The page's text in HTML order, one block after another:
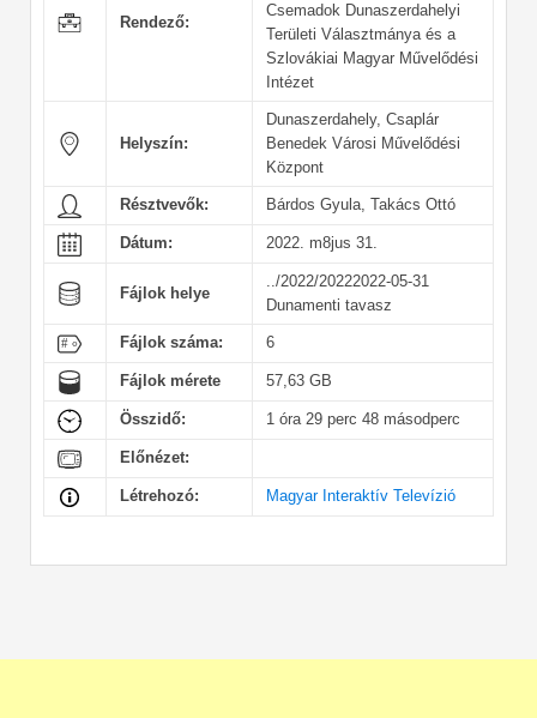
Rendező:
Csemadok Dunaszerdahelyi
Területi Választmánya és a
Szlovákiai Magyar Művelődési
Intézet
Helyszín:
Dunaszerdahely, Csaplár
Benedek Városi Művelődési
Központ
Résztvevők: Bárdos Gyula, Takács Ottó
Dátum: 2022. m8jus 31.
Fájlok helye
../2022/20222022-05-31
Dunamenti tavasz
Fájlok száma: 6
Fájlok mérete 57,63 GB
Összidő: 1 óra 29 perc 48 másodperc
Előnézet:
Létrehozó: Magyar Interaktív Televízió